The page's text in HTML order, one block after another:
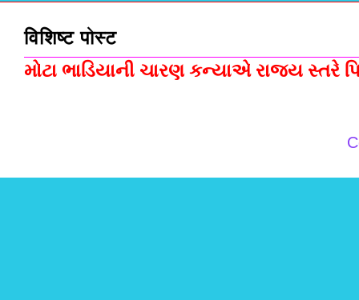
विशिष्ट पोस्ट
મોટા ભાડિયાની ચારણ કન્યાએ રાજ્ય સ્તરે